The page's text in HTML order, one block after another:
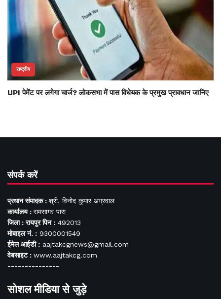
राष्ट्रीय
UPI पेमेंट पर लगेगा चार्ज? लोकसभा में पास विधेयक के प्रमुख प्रावधान जानिए
संपर्क करें
प्रधान संपादक : श्री. विनोद कुमार अग्रवाल
कार्यालय : रामसागर पारा
जिला : रायपुर पिन : 492013
मोबाइल नं. : 9300001549
ईमेल आईडी : aajtakcgnews@gmail.com
वेबसाइट : www.aajtakcg.com
---------------
सोशल मीडिया से जुड़े